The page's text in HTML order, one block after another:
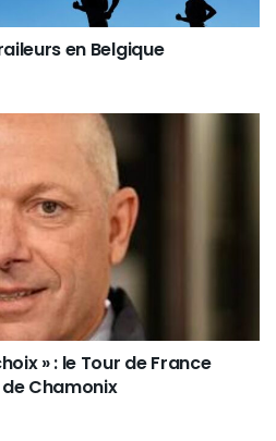
en Belgique
» : le Tour de France
Chamonix